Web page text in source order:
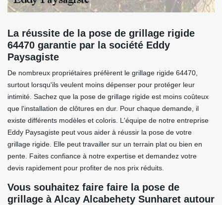
La réussite de la pose de grillage rigide
64470 garantie par la société Eddy
Paysagiste
De nombreux propriétaires préfèrent le grillage rigide 64470,
surtout lorsqu'ils veulent moins dépenser pour protéger leur
intimité. Sachez que la pose de grillage rigide est moins coûteux
que l'installation de clôtures en dur. Pour chaque demande, il
existe différents modèles et coloris. L'équipe de notre entreprise
Eddy Paysagiste peut vous aider à réussir la pose de votre
grillage rigide. Elle peut travailler sur un terrain plat ou bien en
pente. Faites confiance à notre expertise et demandez votre
devis rapidement pour profiter de nos prix réduits.
Vous souhaitez faire faire la pose de
grillage à Alcay Alcabehety Sunharet autour